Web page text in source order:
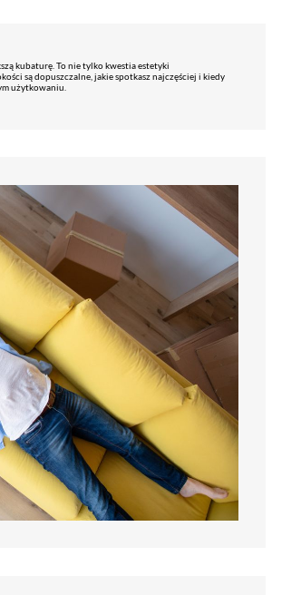
kubaturę. To nie tylko kwestia estetyki
są dopuszczalne, jakie spotkasz najczęściej i kiedy
użytkowaniu.